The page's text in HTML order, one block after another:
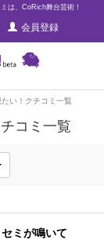
は、CoRich舞台芸術！
会員登録
たい！クチコミ一覧
コミ一覧
ミが鳴いて